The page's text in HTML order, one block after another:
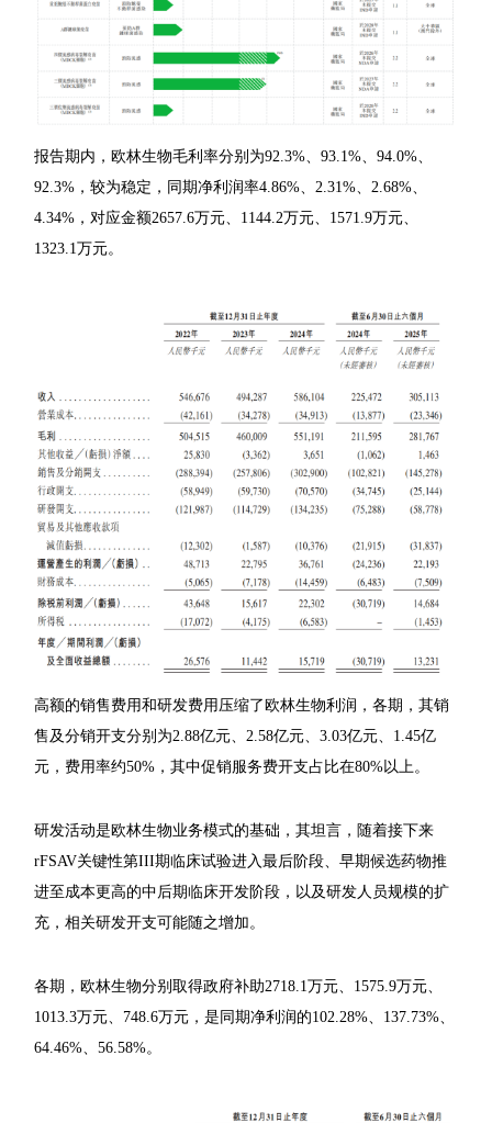
报告期内，欧林生物毛利率分别为92.3%、93.1%、94.0%、
92.3%，较为稳定，同期净利润率4.86%、2.31%、2.68%、
4.34%，对应金额2657.6万元、1144.2万元、1571.9万元、
1323.1万元。
高额的销售费用和研发费用压缩了欧林生物利润，各期，其销
售及分销开支分别为2.88亿元、2.58亿元、3.03亿元、1.45亿
元，费用率约50%，其中促销服务费开支占比在80%以上。
研发活动是欧林生物业务模式的基础，其坦言，随着接下来
rFSAV关键性第III期临床试验进入最后阶段、早期候选药物推
进至成本更高的中后期临床开发阶段，以及研发人员规模的扩
充，相关研发开支可能随之增加。
各期，欧林生物分别取得政府补助2718.1万元、1575.9万元、
1013.3万元、748.6万元，是同期净利润的102.28%、137.73%、
64.46%、56.58%。